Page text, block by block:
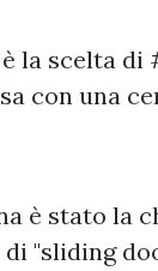
è la scelta di
con una
è stato la
"sliding